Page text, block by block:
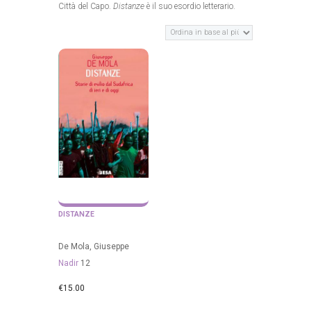
Città del Capo. Distanze è il suo esordio letterario.
DISTANZE
De Mola, Giuseppe
Nadir 12
€15.00